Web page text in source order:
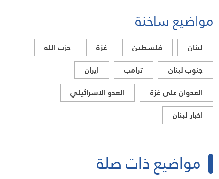
مواضيع ساخنة
لبنان فلسطين غزة
حزب الله
جنوب لبنان
ترامب
ايران
العدوان على غزة
العدو الاسرائيلي
اخبار لبنان
مواضيع ذات صلة